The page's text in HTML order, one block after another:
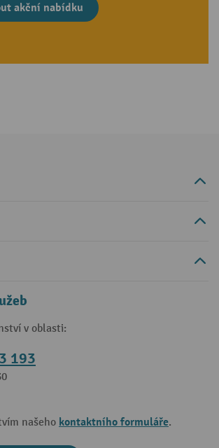
akční nabídku
v oblasti:
193
našeho kontaktního formuláře.